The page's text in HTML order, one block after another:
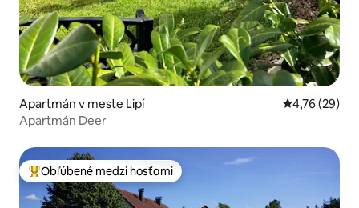
Apartmán v meste Lipí Priemerné
4,76 (29)
Apartmán Deer
Najobľúbenejšie medzi hosťami
Obľúbené medzi hosťami